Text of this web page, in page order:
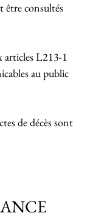
être consultés
articles L213-1
au public
de décès sont